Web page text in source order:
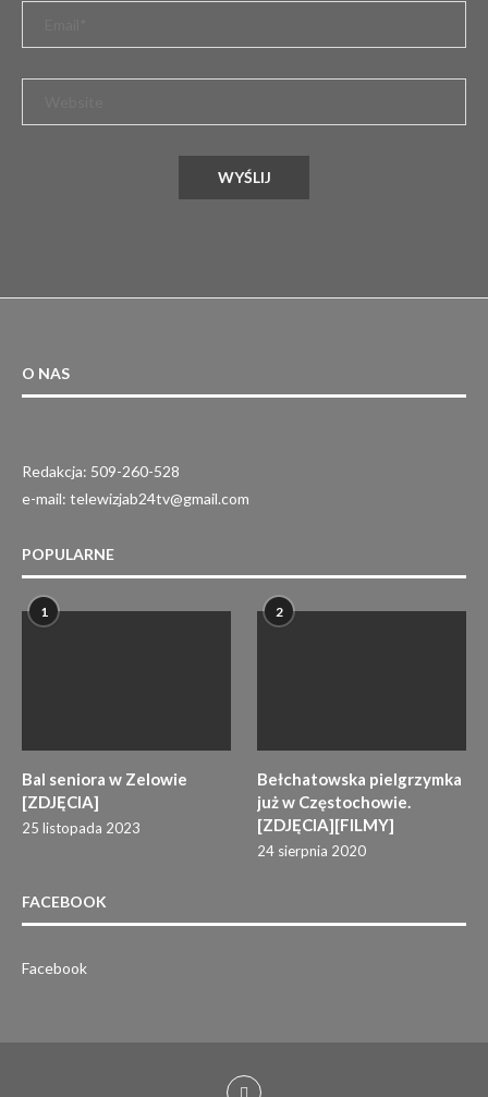
O NAS
Redakcja: 509-260-528
e-mail: telewizjab24tv@gmail.com
POPULARNE
1
Bal seniora w Zelowie
[ZDJĘCIA]
25 listopada 2023
2
Bełchatowska pielgrzymka
już w Częstochowie.
[ZDJĘCIA][FILMY]
24 sierpnia 2020
FACEBOOK
Facebook